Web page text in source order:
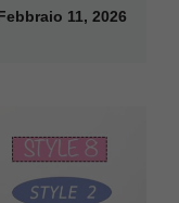
11, 2026